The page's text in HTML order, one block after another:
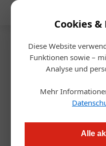
Cookies
Diese Website
Funktionen sowie –
Analyse und
Mehr
Alle
Startseite
Getränke: